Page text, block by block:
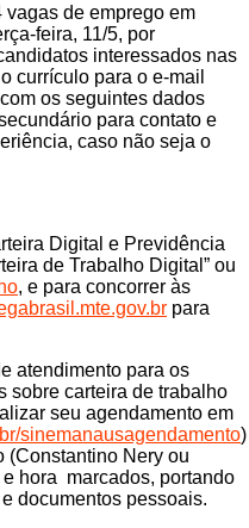
vagas de emprego em
feira, 11/5, por
interessados nas
currículo para o e-mail
os seguintes dados
para contato e
caso não seja o
Digital e Previdência
de Trabalho Digital” ou
, e para concorrer às
para
atendimento para os
sobre carteira de trabalho
seu agendamento em
sinemanausagendamento)
(Constantino Nery ou
hora marcados, portando
documentos pessoais.